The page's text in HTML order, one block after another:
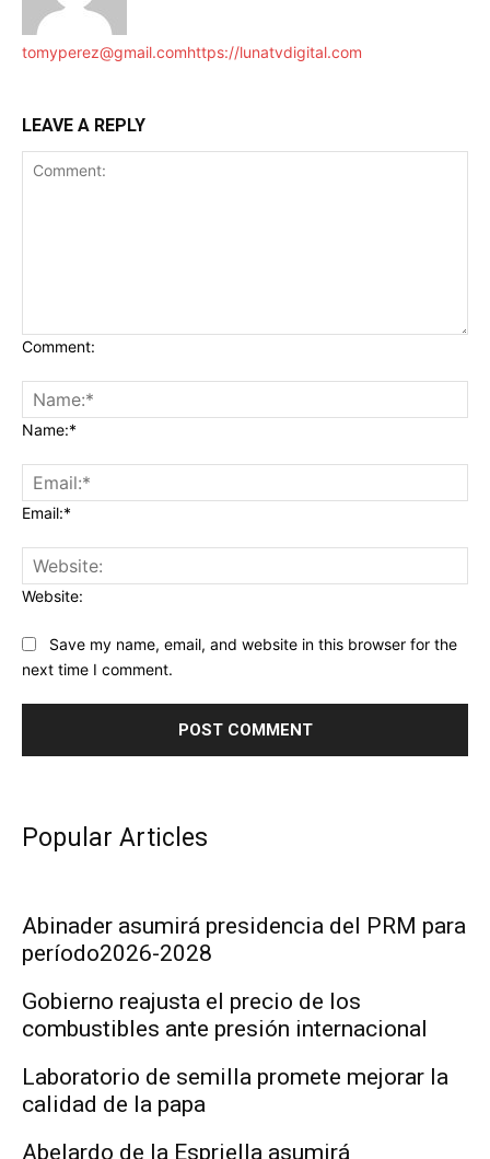
tomyperez@gmail.comhttps://lunatvdigital.com
LEAVE A REPLY
Comment:
Name:*
Email:*
Website:
Save my name, email, and website in this browser for the
next time I comment.
Popular Articles
Abinader asumirá presidencia del PRM para
período2026-2028
Gobierno reajusta el precio de los
combustibles ante presión internacional
Laboratorio de semilla promete mejorar la
calidad de la papa
Abelardo de la Espriella asumirá